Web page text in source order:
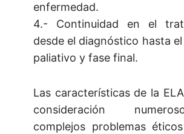
enfermedad.
4.- Continuidad en el
desde el diagnóstico hasta
paliativo y fase final.
Las características de la
consideración
complejos problemas